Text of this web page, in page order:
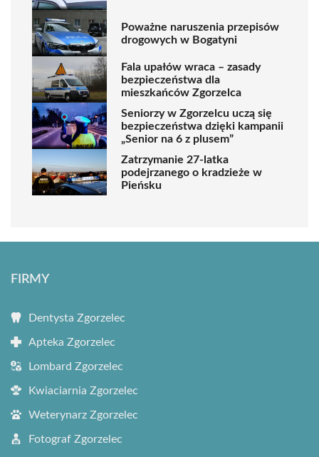
Poważne naruszenia przepisów
drogowych w Bogatyni
Fala upałów wraca – zasady
bezpieczeństwa dla
mieszkańców Zgorzelca
Seniorzy w Zgorzelcu uczą się
bezpieczeństwa dzięki kampanii
„Senior na 6 z plusem”
Zatrzymanie 27-latka
podejrzanego o kradzieże w
Pieńsku
FIRMY
Dentysta Zgorzelec
Apteka Zgorzelec
Lombard Zgorzelec
Kwiaciarnia Zgorzelec
Weterynarz Zgorzelec
Fotograf Zgorzelec